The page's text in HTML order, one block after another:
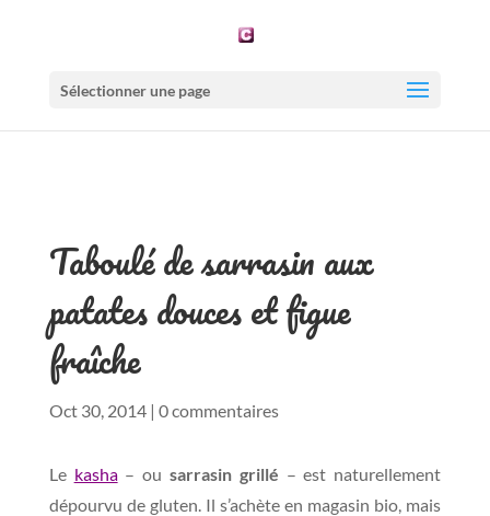
Sélectionner une page
Taboulé de sarrasin aux
patates douces et figue
fraîche
Oct 30, 2014| 0 commentaires
Le kasha– ousarrasin grillé – est naturellement
dépourvu de gluten. Il s’achète en magasin bio, mais